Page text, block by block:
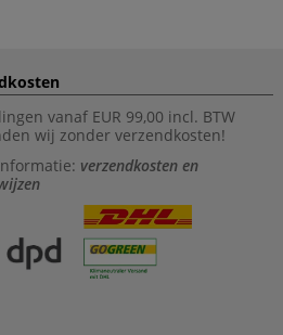
vanaf EUR 99,00 incl. BTW
wij zonder verzendkosten!
verzendkosten en